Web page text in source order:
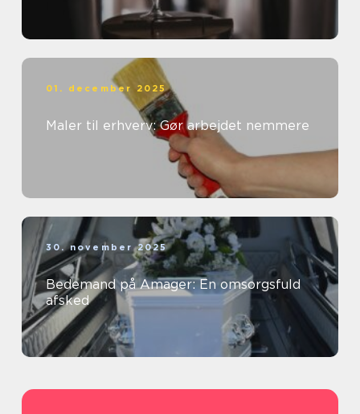
01. december 2025
Maler til erhverv: Gør arbejdet nemmere
30. november 2025
Bedemand på Amager: En omsorgsfuld
afsked